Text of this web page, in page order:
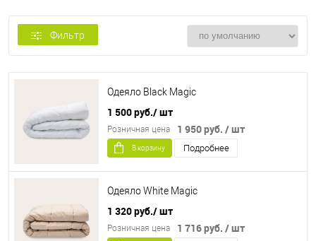
Фильтр
Одеяло Black Magic
1 500 руб./ шт
1 950 руб. / шт
Розничная цена
В корзину Подробнее
Одеяло White Magic
1 320 руб./ шт
1 716 руб. / шт
Розничная цена